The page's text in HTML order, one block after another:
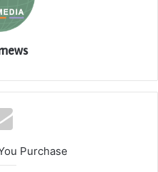
Purchase